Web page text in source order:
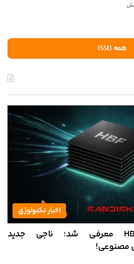
همه (551)
اخبار تکنولوژی
استاندارد حافظه HBF معرفی شد؛ ناجی جدید
مصنوعی!